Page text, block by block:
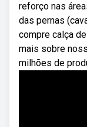
reforço nas
das pernas
compre calça
mais sobre
milhões de